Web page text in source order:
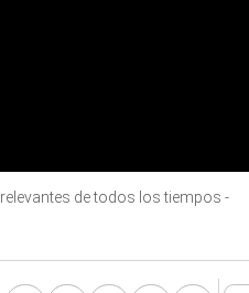
de todos los tiempos -